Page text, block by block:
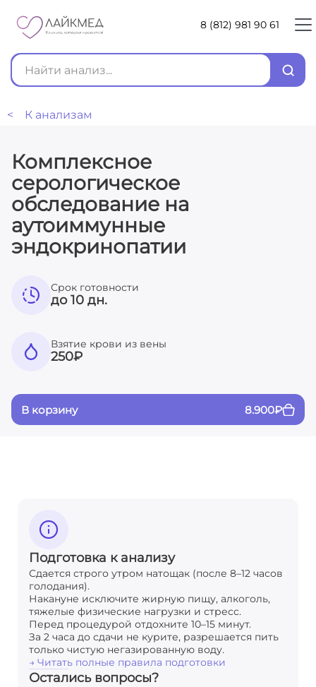
8 (812) 981 90 61
< К анализам
Комплексное
серологическое
обследование на
аутоиммунные
эндокринопатии
Срок готовности
до 10 дн.
Взятие крови из вены
250₽
В корзину 8.900₽
Подготовка к анализу
Сдается строго утром натощак (после 8–12 часов
голодания).
Накануне исключите жирную пищу, алкоголь,
тяжелые физические нагрузки и стресс.
Перед процедурой отдохните 10–15 минут.
За 2 часа до сдачи не курите, разрешается пить
только чистую негазированную воду.
→ Читать полные правила подготовки
Остались вопросы?